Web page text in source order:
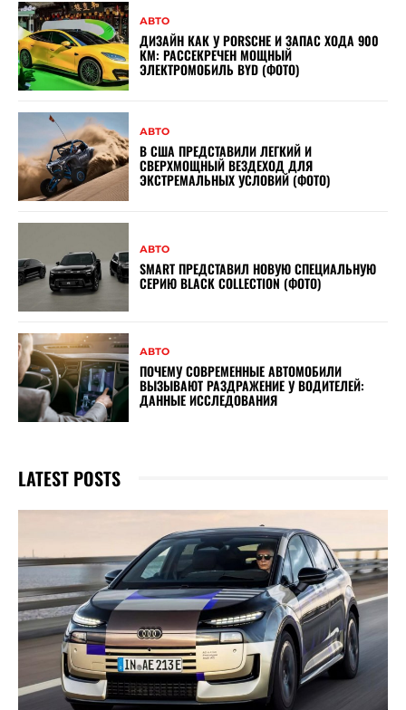
АВТО
ДИЗАЙН КАК У PORSCHE И ЗАПАС ХОДА 900
КМ: РАССЕКРЕЧЕН МОЩНЫЙ
ЭЛЕКТРОМОБИЛЬ BYD (ФОТО)
АВТО
В США ПРЕДСТАВИЛИ ЛЕГКИЙ И
СВЕРХМОЩНЫЙ ВЕЗДЕХОД ДЛЯ
ЭКСТРЕМАЛЬНЫХ УСЛОВИЙ (ФОТО)
АВТО
SMART ПРЕДСТАВИЛ НОВУЮ СПЕЦИАЛЬНУЮ
СЕРИЮ BLACK COLLECTION (ФОТО)
АВТО
ПОЧЕМУ СОВРЕМЕННЫЕ АВТОМОБИЛИ
ВЫЗЫВАЮТ РАЗДРАЖЕНИЕ У ВОДИТЕЛЕЙ:
ДАННЫЕ ИССЛЕДОВАНИЯ
LATEST POSTS